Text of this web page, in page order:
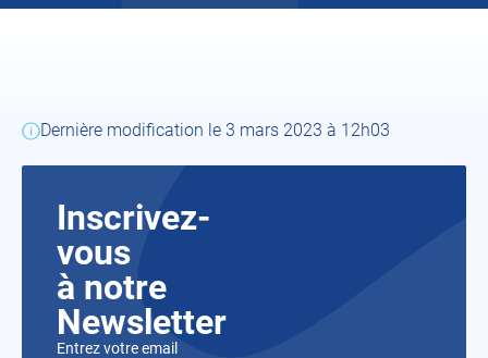
Dernière modification le 3 mars 2023 à 12h03
Inscrivez-
vous
à notre
Newsletter
Entrez votre email